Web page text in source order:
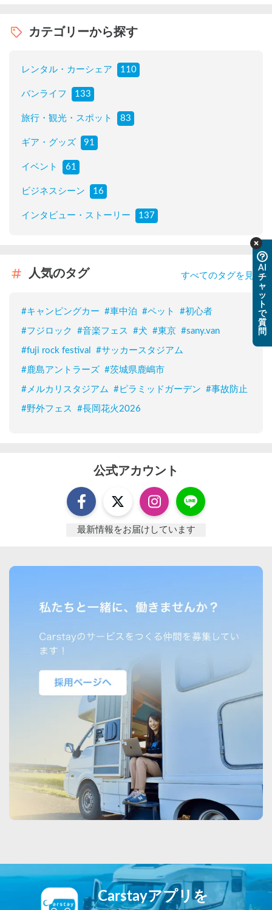
カテゴリーから探す
レンタル・カーシェア 110
バンライフ 133
旅行・観光・スポット 83
ギア・グッズ 91
イベント 61
ビジネスシーン 16
インタビュー・ストーリー 137
人気のタグ すべてのタグを見る
#キャンピングカー #車中泊 #ペット #初心者
#フジロック #音楽フェス #犬 #東京 #sany.van
#fuji rock festival #サッカースタジアム
#鹿島アントラーズ #茨城県鹿嶋市
# メルカリスタジアム #ピラミッドガーデン #事故防止
#野外フェス #長岡花火2026
公式アカウント
最新情報をお届けしています
AI
チ
ャ
ッ
ト
で
質
問
Carstayアプリを